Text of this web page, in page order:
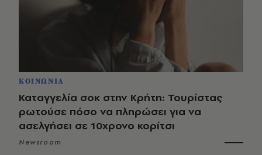
ΚΟΙΝΩΝΙΑ
Καταγγελία σοκ στην Κρήτη: Τουρίστας
ρωτούσε πόσο να πληρώσει για να
ασελγήσει σε 10χρονο κορίτσι
Newsroom